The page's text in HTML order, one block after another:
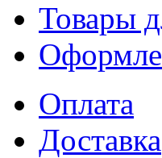
Товары
Оплата
Доставка